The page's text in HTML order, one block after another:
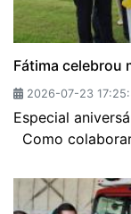
Fátima celebrou
2026-07-23
Especial
Como